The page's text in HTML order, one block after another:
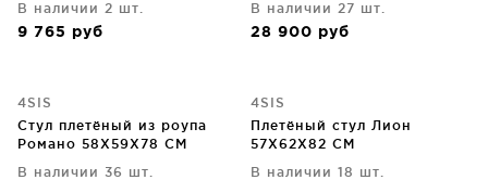
В наличии 2 шт.
9 765 руб
В наличии 27 шт.
28 900 руб
4SIS
Стул плетёный из роупа
Романо 58X59X78 CM
В наличии 36 шт.
4SIS
Плетёный стул Лион
57X62X82 CM
В наличии 18 шт.